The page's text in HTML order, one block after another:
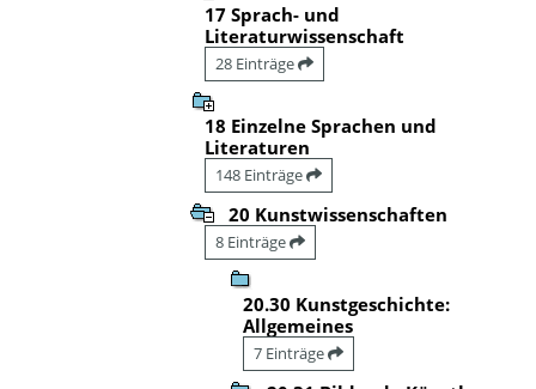
17 Sprach- und
Literaturwissenschaft
28 Einträge
18 Einzelne Sprachen und
Literaturen
148 Einträge
20 Kunstwissenschaften
8 Einträge
20.30 Kunstgeschichte:
Allgemeines
7 Einträge